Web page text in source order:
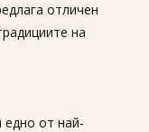
отличен
на
едно от най-